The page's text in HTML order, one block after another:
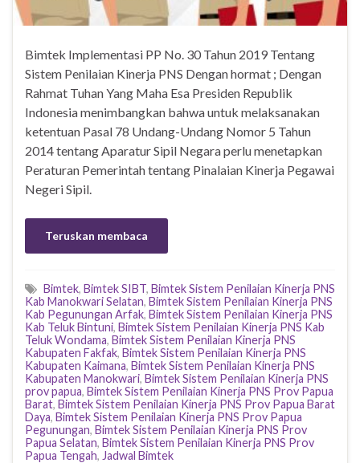
Bimtek Implementasi PP No. 30 Tahun 2019 Tentang
Sistem Penilaian Kinerja PNS Dengan hormat ; Dengan
Rahmat Tuhan Yang Maha Esa Presiden Republik
Indonesia menimbangkan bahwa untuk melaksanakan
ketentuan Pasal 78 Undang-Undang Nomor 5 Tahun
2014 tentang Aparatur Sipil Negara perlu menetapkan
Peraturan Pemerintah tentang Pinalaian Kinerja Pegawai
Negeri Sipil.
Teruskan membaca
Bimtek, Bimtek SIBT, Bimtek Sistem Penilaian Kinerja PNS
Kab Manokwari Selatan, Bimtek Sistem Penilaian Kinerja PNS
Kab Pegunungan Arfak, Bimtek Sistem Penilaian Kinerja PNS
Kab Teluk Bintuni, Bimtek Sistem Penilaian Kinerja PNS Kab
Teluk Wondama, Bimtek Sistem Penilaian Kinerja PNS
Kabupaten Fakfak, Bimtek Sistem Penilaian Kinerja PNS
Kabupaten Kaimana, Bimtek Sistem Penilaian Kinerja PNS
Kabupaten Manokwari, Bimtek Sistem Penilaian Kinerja PNS
prov papua, Bimtek Sistem Penilaian Kinerja PNS Prov Papua
Barat, Bimtek Sistem Penilaian Kinerja PNS Prov Papua Barat
Daya, Bimtek Sistem Penilaian Kinerja PNS Prov Papua
Pegunungan, Bimtek Sistem Penilaian Kinerja PNS Prov
Papua Selatan, Bimtek Sistem Penilaian Kinerja PNS Prov
Papua Tengah, Jadwal Bimtek